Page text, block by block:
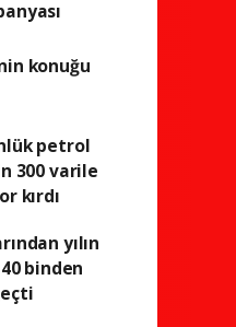
konuğu
petrol
300 varile
kırdı
yılın
binden